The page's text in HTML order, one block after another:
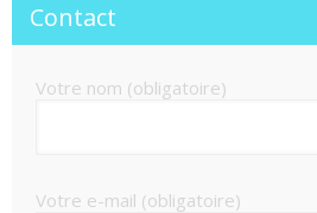
Contact
Votre nom (obligatoire)
Votre e-mail (obligatoire)